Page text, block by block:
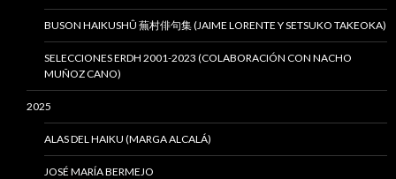
BUSON HAIKUSHÛ 蕪村俳句集 (JAIME LORENTE Y SETSUKO TAKEOKA)
SELECCIONES ERDH 2001-2023 (COLABORACIÓN CON NACHO
MUÑOZ CANO)
2025
ALAS DEL HAIKU (MARGA ALCALÁ)
JOSÉ MARÍA BERMEJO